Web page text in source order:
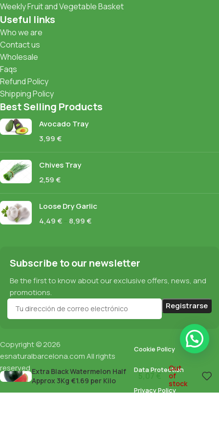
Weekly Fruit and Vegetable Basket
Useful links
Who we are
Contact us
Wholesale
Faqs
Refund Policy
Shipping Policy
Best Selling Products
Avocado Tray
3,99€
Chives Tray
2,59€
Loose Dry Garlic
4,49€ 8,99€
Subscribe to our newsletter
Be the first to know about our exclusive offers, news, and
promotions.
Copyright © 2026
esnaturalbarcelona.comAll rights
reserved
Cookie Policy
Data Protection
Privacy Policy
Extra Black Watermelon Half
Approx 3Kg €1.69 per Kilo
5,07€
Out
of
stock